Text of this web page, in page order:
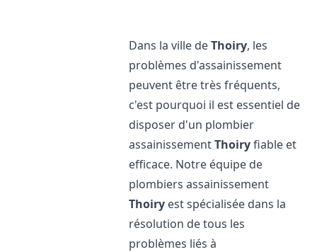
Dans la ville deThoiry, les
problèmes d'assainissement
peuvent être très fréquents,
c'est pourquoi il est essentiel de
disposer d'un plombier
assainissementThoiryfiable et
efficace. Notre équipe de
plombiers assainissement
Thoiry est spécialisée dans la
résolution de tous les
problèmes liés à